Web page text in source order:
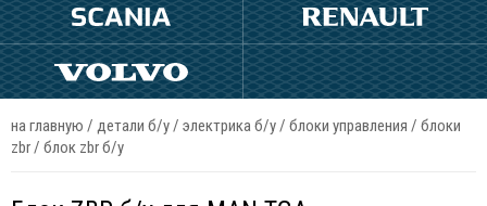
на главную / детали б/у/ электрика б/у/ блоки управления / блоки
zbr/ блок zbr б/у